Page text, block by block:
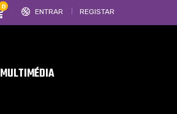
ENTRAR REGISTAR
0
MULTIMÉDIA